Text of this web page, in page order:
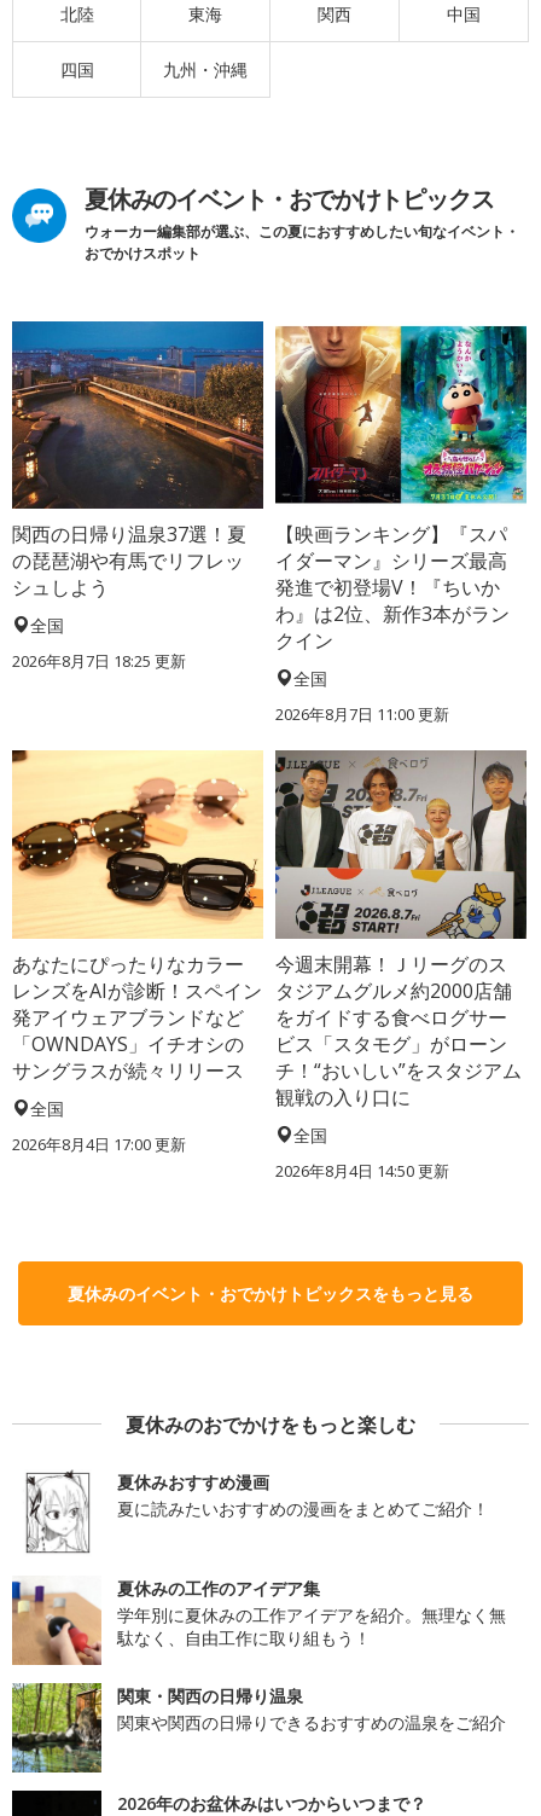
北陸 東海 関西 中国
四国 九州・沖縄
夏休みのイベント・おでかけトピックス
ウォーカー編集部が選ぶ、この夏におすすめしたい旬なイベント・
おでかけスポット
関西の日帰り温泉37選！夏
の琵琶湖や有馬でリフレッ
シュしよう
全国
2026年8月7日 18:25 更新
【映画ランキング】『スパ
イダーマン』シリーズ最高
発進で初登場V！『ちいか
わ』は2位、新作3本がラン
クイン
全国
2026年8月7日 11:00更新
あなたにぴったりなカラー
レンズをAIが診断！スペイン
発アイウェアブランドなど
「OWNDAYS」イチオシの
サングラスが続々リリース
全国
2026年8月4日 17:00更新
今週末開幕！Ｊリーグのス
タジアムグルメ約2000店舗
をガイドする食べログサー
ビス「スタモグ」がローン
チ！“おいしい”をスタジアム
観戦の入り口に
全国
2026年8月4日 14:50更新
夏休みのイベント・おでかけトピックスをもっと見る
夏休みのおでかけをもっと楽しむ
夏休みおすすめ漫画
夏に読みたいおすすめの漫画をまとめてご紹介！
夏休みの工作のアイデア集
学年別に夏休みの工作アイデアを紹介。無理なく無
駄なく、自由工作に取り組もう！
関東・関西の日帰り温泉
関東や関西の日帰りできるおすすめの温泉をご紹介
2026年のお盆休みはいつからいつまで？